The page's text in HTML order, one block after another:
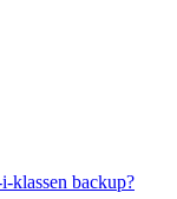
klassen backup?